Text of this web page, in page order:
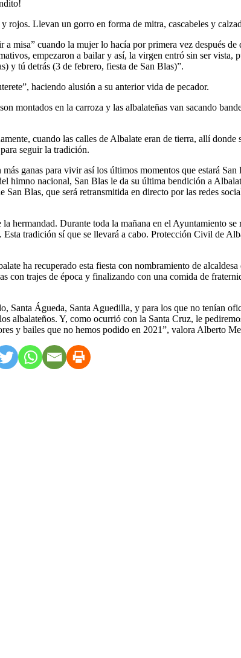
Llevan un gorro en forma de mitra, cascabeles y
misa” cuando la mujer lo hacía por primera vez después
empezaron a bailar y así, la virgen entró sin ser vista,
y tú detrás (3 de febrero, fiesta de San Blas)”.
haciendo alusión a su anterior vida de pecador.
montados en la carroza y las albalateñas van sacando
cuando las calles de Albalate eran de tierra, allí donde
seguir la tradición.
ganas para vivir así los últimos momentos que estará San
himno nacional, San Blas le da su última bendición a
Blas, que será retransmitida en directo por las redes
Durante toda la mañana en el Ayuntamiento
tradición sí que se llevará a cabo. Protección Civil de
ha recuperado esta fiesta con nombramiento de
con trajes de época y finalizando con una comida de
Santa Águeda, Santa Aguedilla, y para los que no tenían
albalateños. Y, como ocurrió con la Santa Cruz, le
y bailes que no hemos podido en 2021”, valora Alberto